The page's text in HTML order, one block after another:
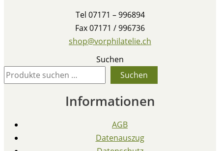
Tel 07171 – 996894
Fax 07171 / 996736
shop@vorphilatelie.ch
Suchen
Suchen
Informationen
AGB
Datenauszug